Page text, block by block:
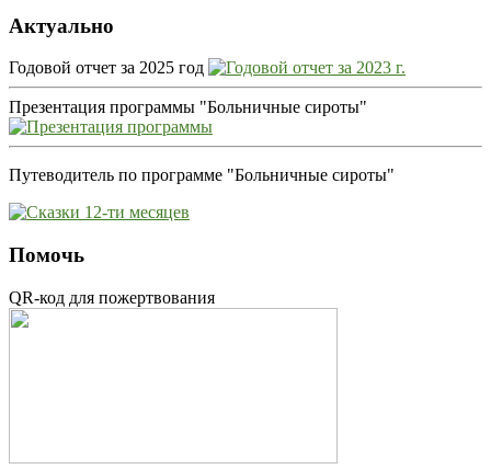
Актуально
Годовой отчет за 2025 год
Презентация программы "Больничные сироты"
Путеводитель по программе "Больничные сироты"
Помочь
QR-код для пожертвования